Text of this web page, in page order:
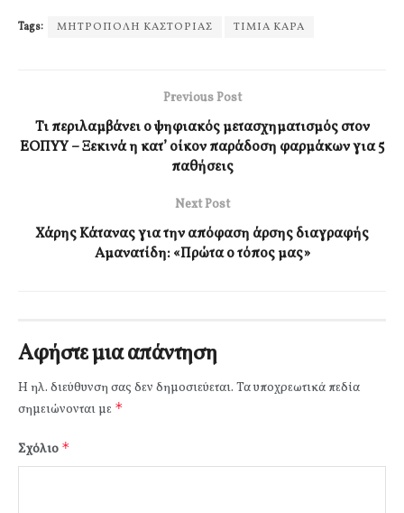
Tags: ΜΗΤΡΟΠΟΛΗ ΚΑΣΤΟΡΙΑΣ ΤΙΜΙΑ ΚΑΡΑ
Previous Post
Τι περιλαμβάνει ο ψηφιακός μετασχηματισμός στον
ΕΟΠΥΥ – Ξεκινά η κατ’ οίκον παράδοση φαρμάκων για 5
παθήσεις
Next Post
Χάρης Κάτανας για την απόφαση άρσης διαγραφής
Αμανατίδη: «Πρώτα ο τόπος μας»
Αφήστε μια απάντηση
Η ηλ. διεύθυνση σας δεν δημοσιεύεται. Τα υποχρεωτικά πεδία
σημειώνονται με *
Σχόλιο *